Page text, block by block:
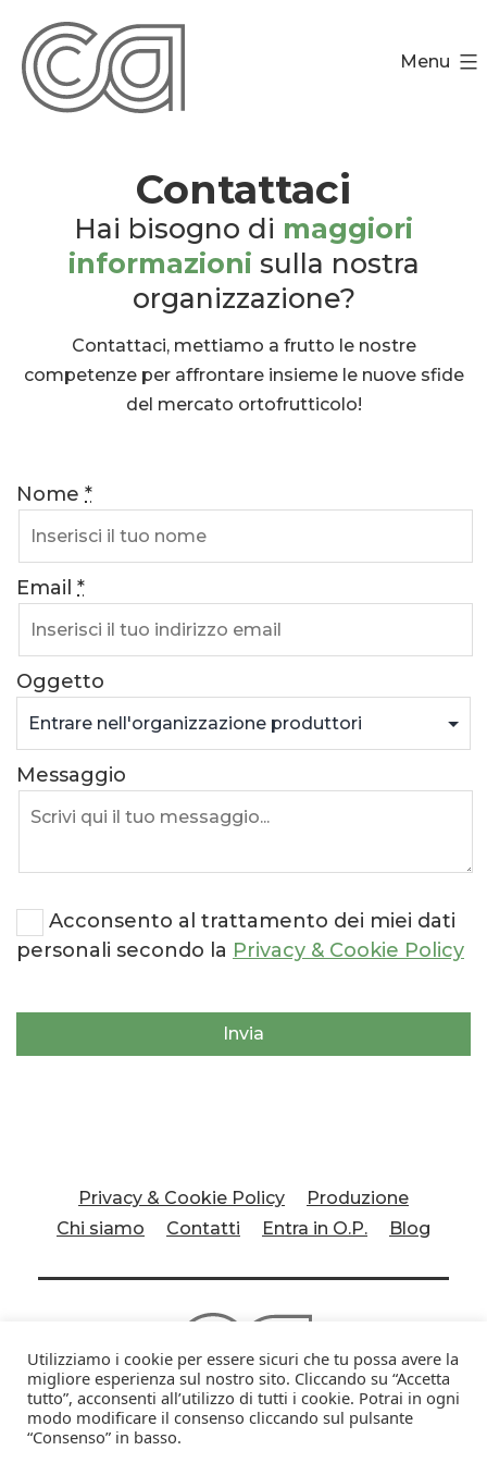
contenuto
Menu
Contattaci
Hai bisogno di maggiori
informazioni sulla nostra
organizzazione?
Contattaci, mettiamo a frutto le nostre
competenze per affrontare insieme le nuove sfide
del mercato ortofrutticolo!
Nome *
Email *
Oggetto
Messaggio
Acconsento al trattamento dei miei dati
personali secondo la Privacy & Cookie Policy
Invia
Privacy & Cookie Policy
Produzione
Chi siamo
Contatti Entra in O.P. Blog
O.P. Palmieri Soc. Agric. Coop. a.r.l.© 2026 -
Utilizziamo i cookie per essere sicuri che tu possa avere la
migliore esperienza sul nostro sito. Cliccando su “Accetta
tutto”, acconsenti all’utilizzo di tutti i cookie. Potrai in ogni
modo modificare il consenso cliccando sul pulsante
“Consenso” in basso.